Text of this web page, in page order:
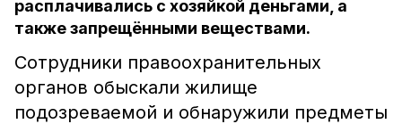
расплачивались с хозяйкой деньгами, а
также запрещёнными веществами.
Сотрудники правоохранительных
органов обыскали жилище
подозреваемой и обнаружили предметы